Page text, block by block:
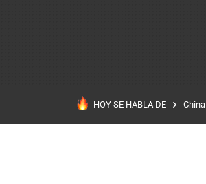
HOY SE HABLA DE China